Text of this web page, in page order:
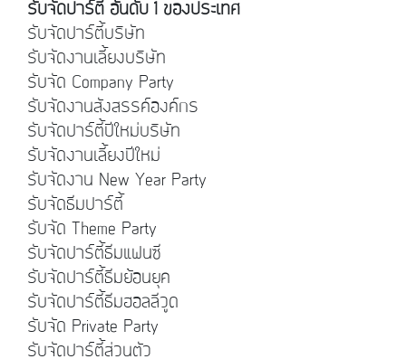
รับจัดปาร์ตี้ อันดับ 1 ของประเทศ
รับจัดปาร์ตี้บริษัท
รับจัดงานเลี้ยงบริษัท
รับจัด Company Party
รับจัดงานสังสรรค์องค์กร
รับจัดปาร์ตี้ปีใหม่บริษัท
รับจัดงานเลี้ยงปีใหม่
รับจัดงาน New Year Party
รับจัดธีมปาร์ตี้
รับจัด Theme Party
รับจัดปาร์ตี้ธีมแฟนซี
รับจัดปาร์ตี้ธีมย้อนยุค
รับจัดปาร์ตี้ธีมฮอลลีวูด
รับจัด Private Party
รับจัดปาร์ตี้ส่วนตัว